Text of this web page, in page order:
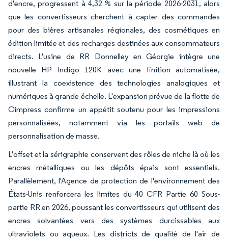
d'encre, progressent à 4,32 % sur la période 2026-2031, alors
que les convertisseurs cherchent à capter des commandes
pour des bières artisanales régionales, des cosmétiques en
édition limitée et des recharges destinées aux consommateurs
directs. L'usine de RR Donnelley en Géorgie intègre une
nouvelle HP Indigo 120K avec une finition automatisée,
illustrant la coexistence des technologies analogiques et
numériques à grande échelle. L'expansion prévue de la flotte de
Cimpress confirme un appétit soutenu pour les impressions
personnalisées, notamment via les portails web de
personnalisation de masse.
L'offset et la sérigraphie conservent des rôles de niche là où les
encres métalliques ou les dépôts épais sont essentiels.
Parallèlement, l'Agence de protection de l'environnement des
États-Unis renforcera les limites du 40 CFR Partie 60 Sous-
partie RR en 2026, poussant les convertisseurs qui utilisent des
encres solvantées vers des systèmes durcissables aux
ultraviolets ou aqueux. Les districts de qualité de l'air de